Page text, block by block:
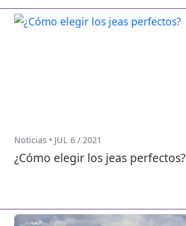
Noticias • JUL 6 / 2021
¿Cómo elegir los jeas perfectos?